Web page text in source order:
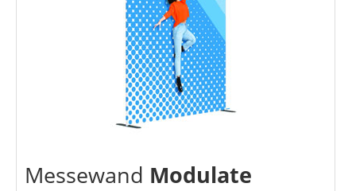
Messewand Modulate